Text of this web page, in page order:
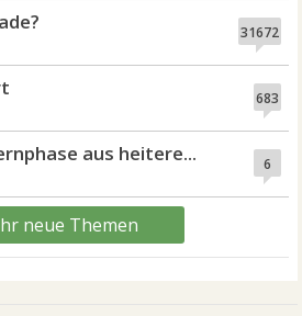
31672
683
6
aus heitere...
neue Themen